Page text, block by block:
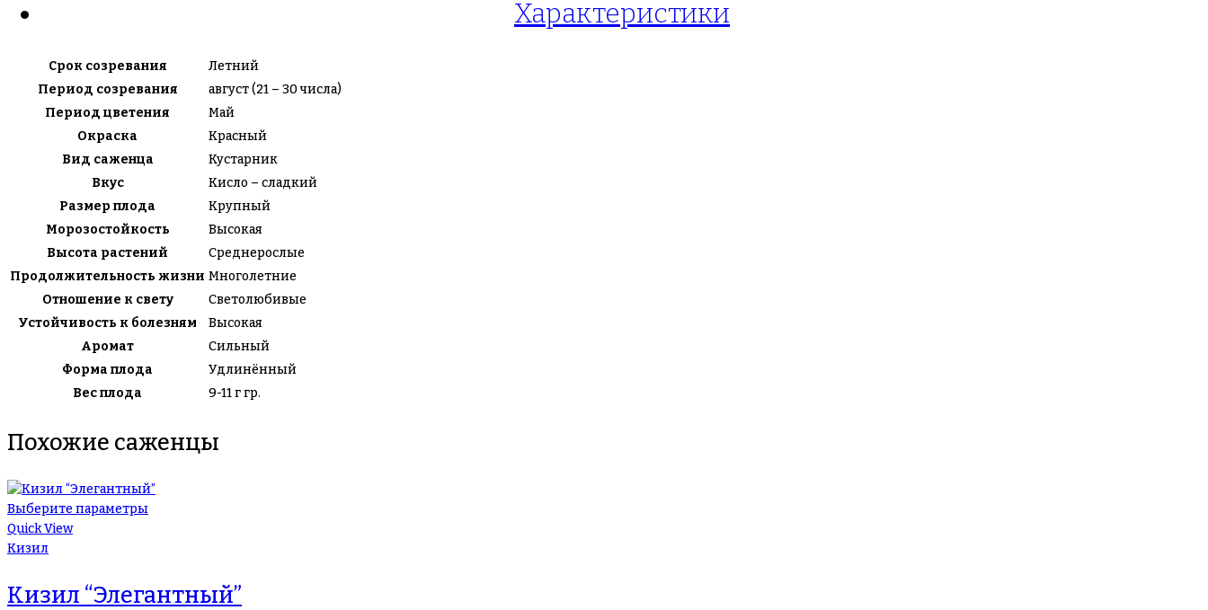
Характеристики
Срок созревания
Летний
Период созревания
август (21 – 30 числа)
Период цветения
Май
Окраска
Красный
Вид саженца
Кустарник
Вкус
Кисло – сладкий
Размер плода
Крупный
Морозостойкость
Высокая
Высота растений
Среднерослые
Продолжительность жизни Многолетние
Отношение к свету
Светолюбивые
Устойчивость к болезням
Высокая
Аромат
Сильный
Форма плода
Удлинённый
Вес плода
9-11 г гр.
Похожие саженцы
Выберите параметры
Quick View
Кизил
Кизил “Элегантный”